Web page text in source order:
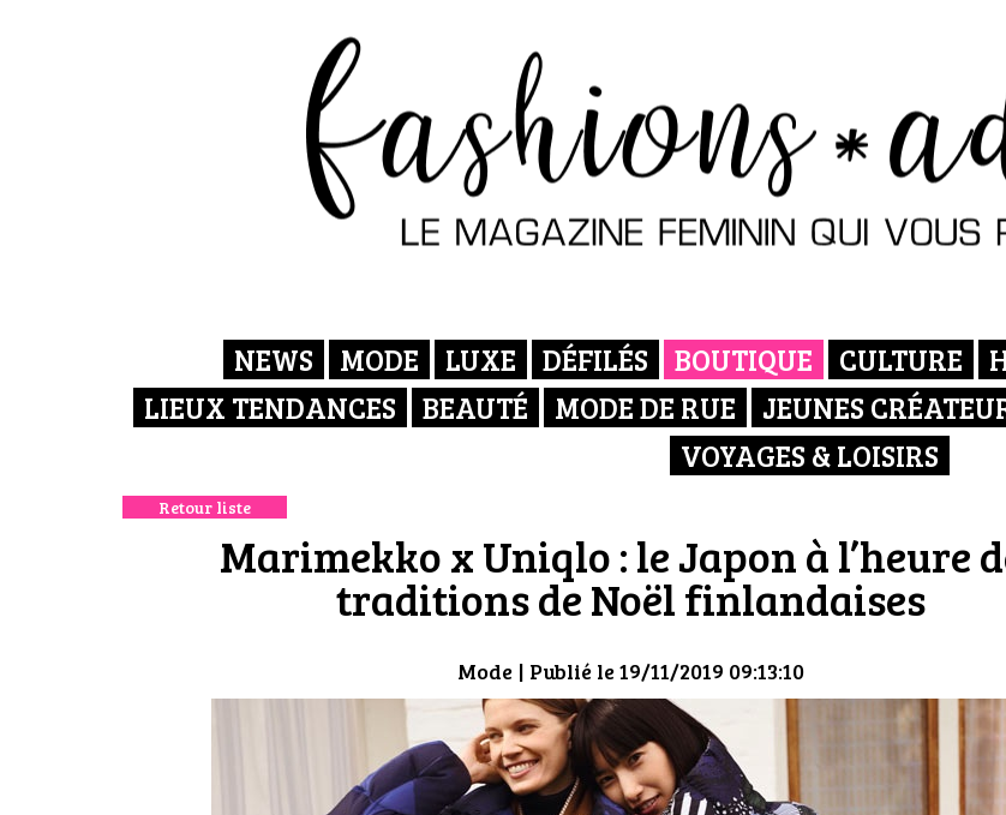
NEWS MODE LUXE DÉFILÉS BOUTIQUE CULTURE
LIEUX TENDANCES
BEAUTÉ MODE DE RUE JEUNES
VOYAGES & LOISIRS
Retour liste
Marimekko x Uniqlo : le Japon à l’heure
traditions de Noël finlandaises
Mode | Publié le 19/11/2019 09:13:10